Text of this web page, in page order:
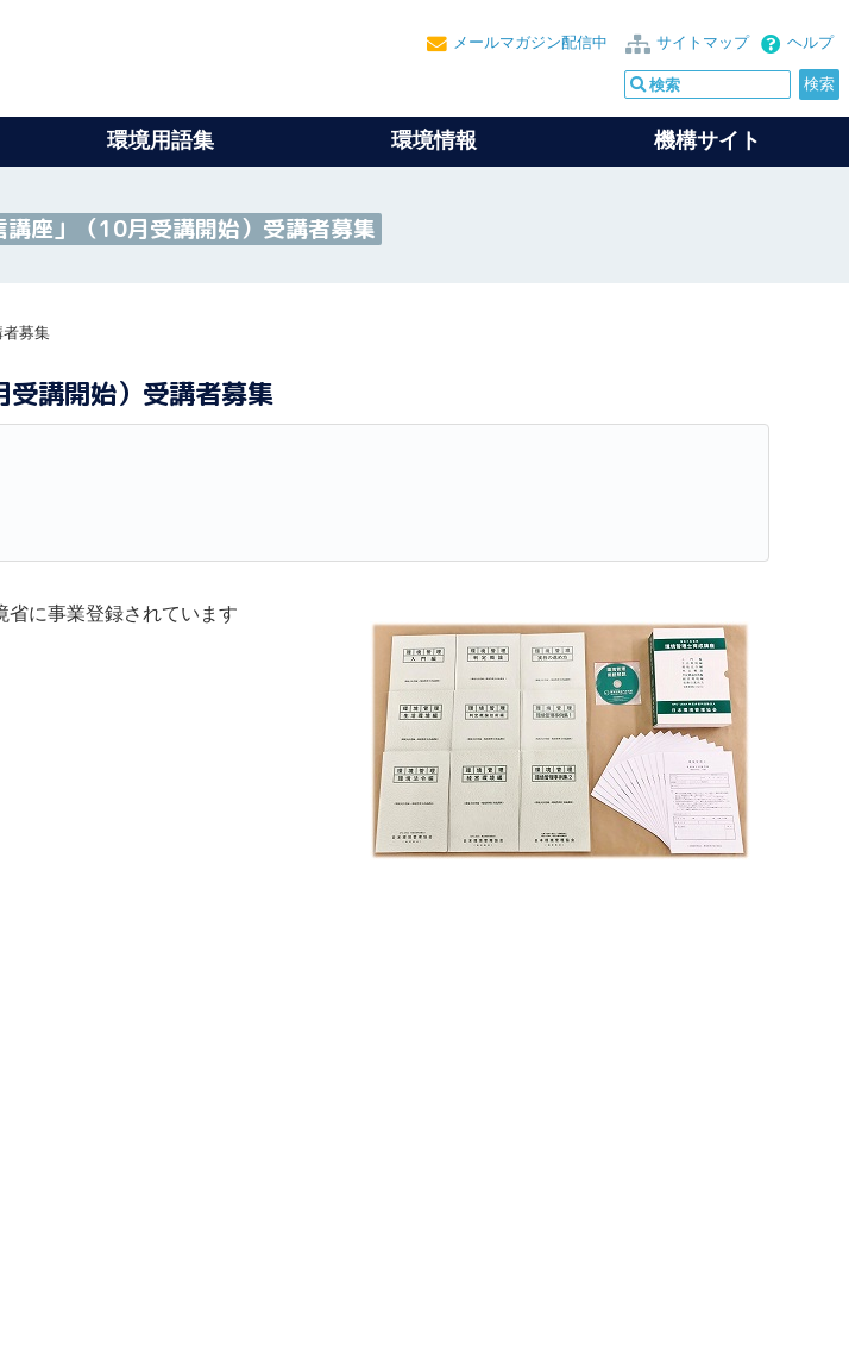
ヘルプ
サイトマップ
メールマガジン配信中
環境用語集 環境情報 機構サイト
座」（10月受講開始）受講者募集
者募集
講開始）受講者募集
省に事業登録されています